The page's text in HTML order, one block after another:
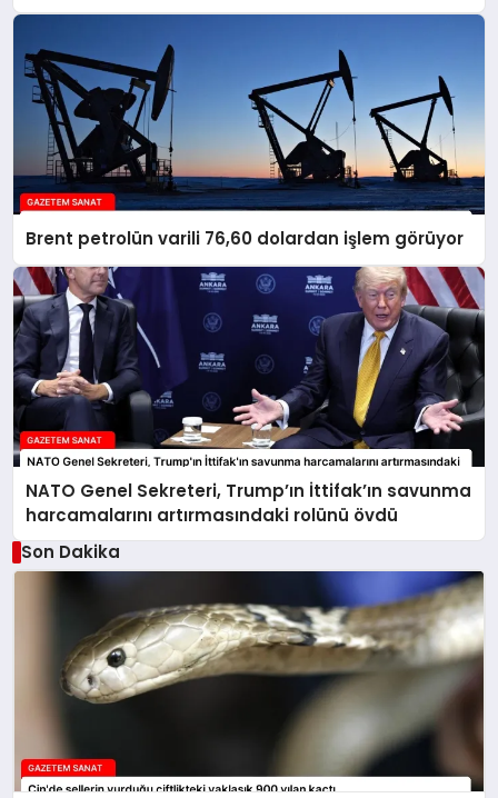
Brent petrolün varili 76,60 dolardan işlem görüyor
NATO Genel Sekreteri, Trump’ın İttifak’ın savunma
harcamalarını artırmasındaki rolünü övdü
Son Dakika